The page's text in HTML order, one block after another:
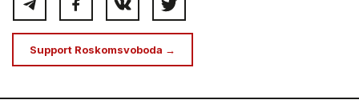
Support Roskomsvoboda →